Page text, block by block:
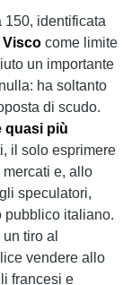
150, identificata
Visco come limite
un importante
ha soltanto
di scudo.
quasi più
il solo esprimere
mercati e, allo
speculatori,
pubblico italiano.
tiro al
vendere allo
francesi e